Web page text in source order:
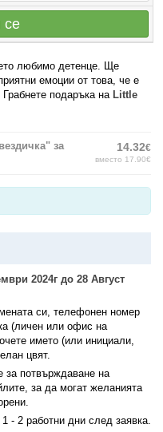
се
любимо детенце. Ще
емоции от това, че е
подаръка на Little
за
14.32€
вместо 17.90€
2024г до 28 Август
си, телефонен номер
(личен или офис на
името (или инициали,
цвят.
за потвърждаване на
за да могат желанията
- 2 работни дни след заявка.